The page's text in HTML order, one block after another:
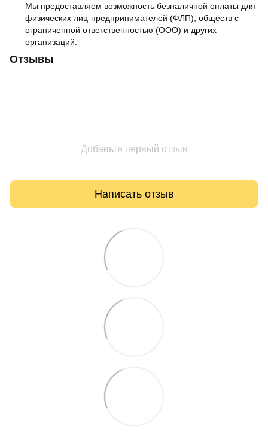
Мы предоставляем возможность безналичной оплаты для
физических лиц-предпринимателей (ФЛП), обществ с
ограниченной ответственностью (ООО) и других
организаций.
Отзывы
Добавьте первый отзыв
Написать отзыв